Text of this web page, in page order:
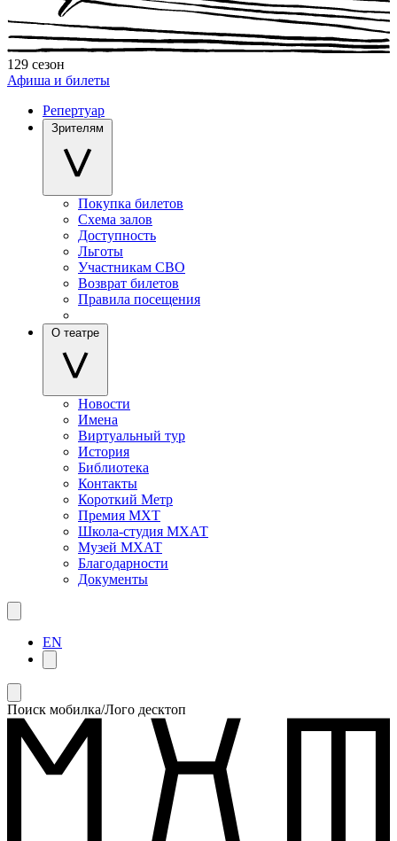
129 сезон
Афиша и билеты
Репертуар
Зрителям
Покупка билетов
Схема залов
Доступность
Льготы
Участникам СВО
Возврат билетов
Правила посещения
О театре
Новости
Имена
Виртуальный тур
История
Библиотека
Контакты
Короткий Метр
Премия МХТ
Школа-студия МХАТ
Музей МХАТ
Благодарности
Документы
EN
Поиск мобилка/Лого десктоп